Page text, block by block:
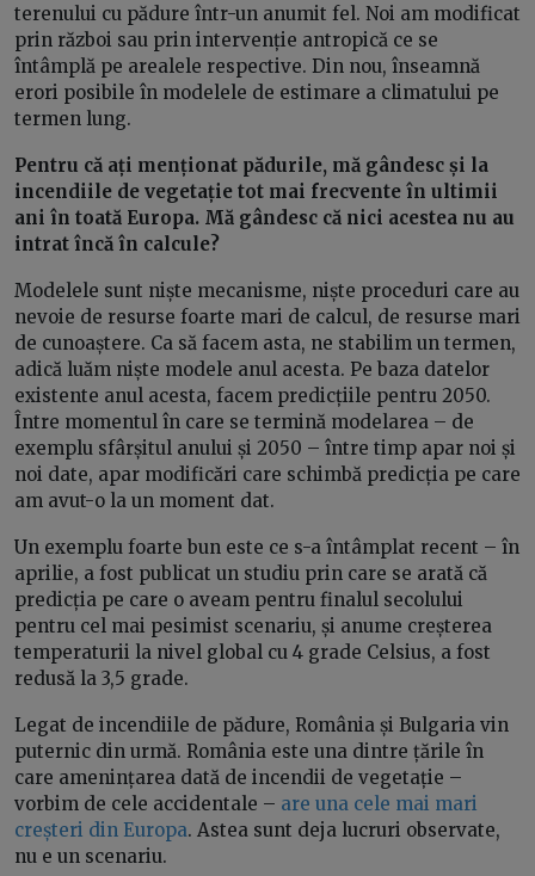
terenului cu pădure într-un anumit fel. Noi am modificat
prin război sau prin intervenție antropică ce se
întâmplă pe arealele respective. Din nou, înseamnă
erori posibile în modelele de estimare a climatului pe
termen lung.
Pentru că ați menționat pădurile, mă gândesc și la
incendiile de vegetație tot mai frecvente în ultimii
ani în toată Europa. Mă gândesc că nici acestea nu au
intrat încă în calcule?
Modelele sunt niște mecanisme, niște proceduri care au
nevoie de resurse foarte mari de calcul, de resurse mari
de cunoaștere. Ca să facem asta, ne stabilim un termen,
adică luăm niște modele anul acesta. Pe baza datelor
existente anul acesta, facem predicțiile pentru 2050.
Între momentul în care se termină modelarea – de
exemplu sfârșitul anului și 2050 – între timp apar noi și
noi date, apar modificări care schimbă predicția pe care
am avut-o la un moment dat.
Un exemplu foarte bun este ce s-a întâmplat recent – în
aprilie, a fost publicat un studiu prin care se arată că
predicția pe care o aveam pentru finalul secolului
pentru cel mai pesimist scenariu, și anume creșterea
temperaturii la nivel global cu 4 grade Celsius, a fost
redusă la 3,5 grade.
Legat de incendiile de pădure, România și Bulgaria vin
puternic din urmă. România este una dintre țările în
care amenințarea dată de incendii de vegetație –
vorbim de cele accidentale – are una cele mai mari
creșteri din Europa. Astea sunt deja lucruri observate,
nu e un scenariu.